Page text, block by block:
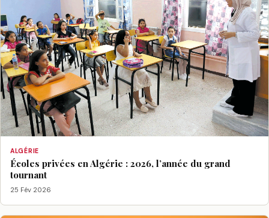
ALGÉRIE
Écoles privées en Algérie : 2026, l’année du grand
tournant
25 Fév 2026